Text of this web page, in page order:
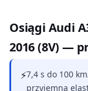
Osiągi Audi
2016 (8V) —
⚡7,4 s do 100
przyjemną